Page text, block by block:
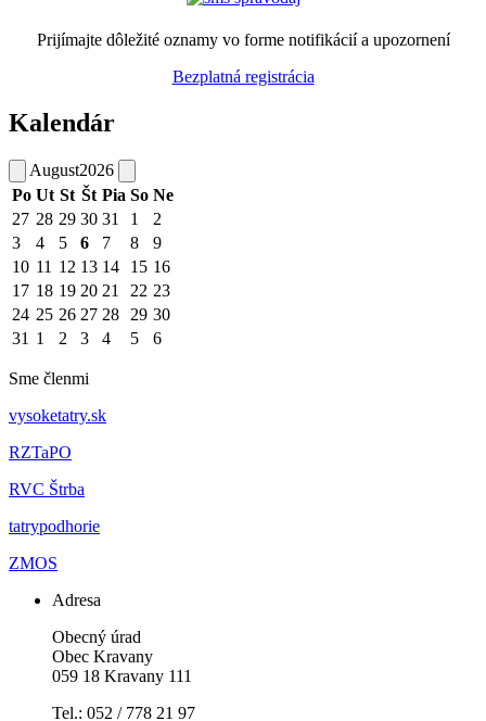
Prijímajte dôležité oznamy vo forme notifikácií a upozornení
Bezplatná registrácia
Kalendár
August2026
Po Ut St Št Pia So Ne
27 28 29 30 31 1
2
3
4 5 6 7 8
9
10 11 12 13 14 15 16
17 18 19 20 21 22 23
24 25 26 27 28 29 30
31 1 2 3 4 5 6
Sme členmi
vysoketatry.sk
RZTaPO
RVC Štrba
tatrypodhorie
ZMOS
Adresa
Obecný úrad
Obec Kravany
059 18 Kravany 111
Tel.: 052 / 778 21 97